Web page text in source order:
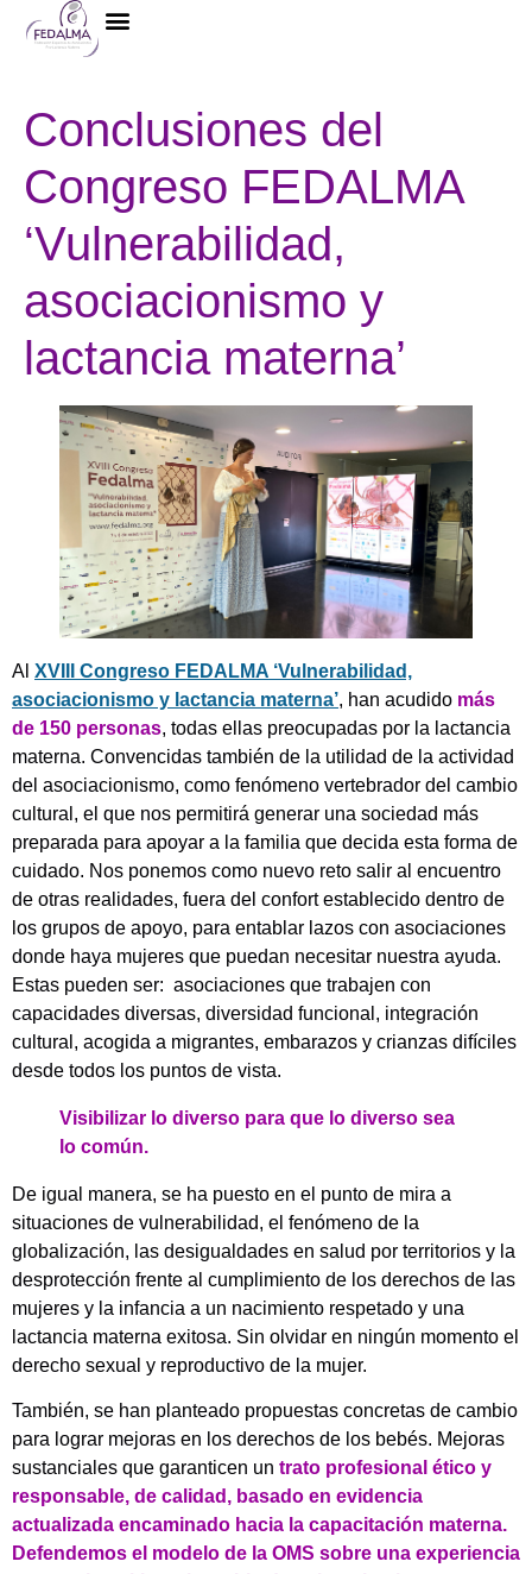
Conclusiones del
Congreso FEDALMA
‘Vulnerabilidad,
asociacionismo y
lactancia materna’
Al XVIII Congreso FEDALMA ‘Vulnerabilidad,
asociacionismo y lactancia materna’, han acudido más
de 150 personas, todas ellas preocupadas por la lactancia
materna. Convencidas también de la utilidad de la actividad
del asociacionismo, como fenómeno vertebrador del cambio
cultural, el que nos permitirá generar una sociedad más
preparada para apoyar a la familia que decida esta forma de
cuidado. Nos ponemos como nuevo reto salir al encuentro
de otras realidades, fuera del confort establecido dentro de
los grupos de apoyo, para entablar lazos con asociaciones
donde haya mujeres que puedan necesitar nuestra ayuda.
Estas pueden ser: asociaciones que trabajen con
capacidades diversas, diversidad funcional, integración
cultural, acogida a migrantes, embarazos y crianzas difíciles
desde todos los puntos de vista.
Visibilizar lo diverso para que lo diverso sea
lo común.
De igual manera, se ha puesto en el punto de mira a
situaciones de vulnerabilidad, el fenómeno de la
globalización, las desigualdades en salud por territorios y la
desprotección frente al cumplimiento de los derechos de las
mujeres y la infancia a un nacimiento respetado y una
lactancia materna exitosa. Sin olvidar en ningún momento el
derecho sexual y reproductivo de la mujer.
También, se han planteado propuestas concretas de cambio
para lograr mejoras en los derechos de los bebés. Mejoras
sustanciales que garanticen un trato profesional ético y
responsable, de calidad, basado en evidencia
actualizada encaminado hacia la capacitación materna.
Defendemos el modelo de la OMS sobre una experiencia